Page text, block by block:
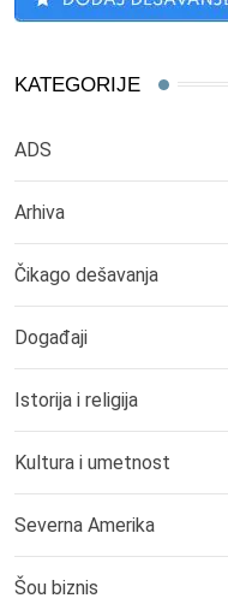
KATEGORIJE
ADS
Arhiva
Čikago dešavanja
Događaji
Istorija i religija
Kultura i umetnost
Severna Amerika
Šou biznis